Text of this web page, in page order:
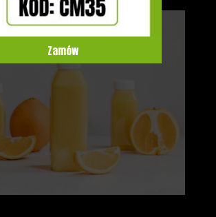
Zamów